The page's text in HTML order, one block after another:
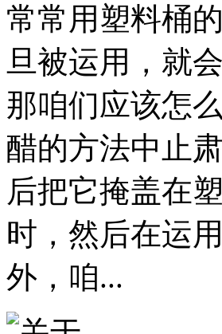
常常用塑料桶
旦被运用，就
那咱们应该怎
醋的方法中止
后把它掩盖在
时，然后在运
外，咱...